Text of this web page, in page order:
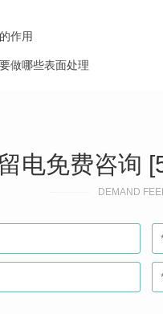
作用
做哪些表面处理
留电免费咨询
DEMAND